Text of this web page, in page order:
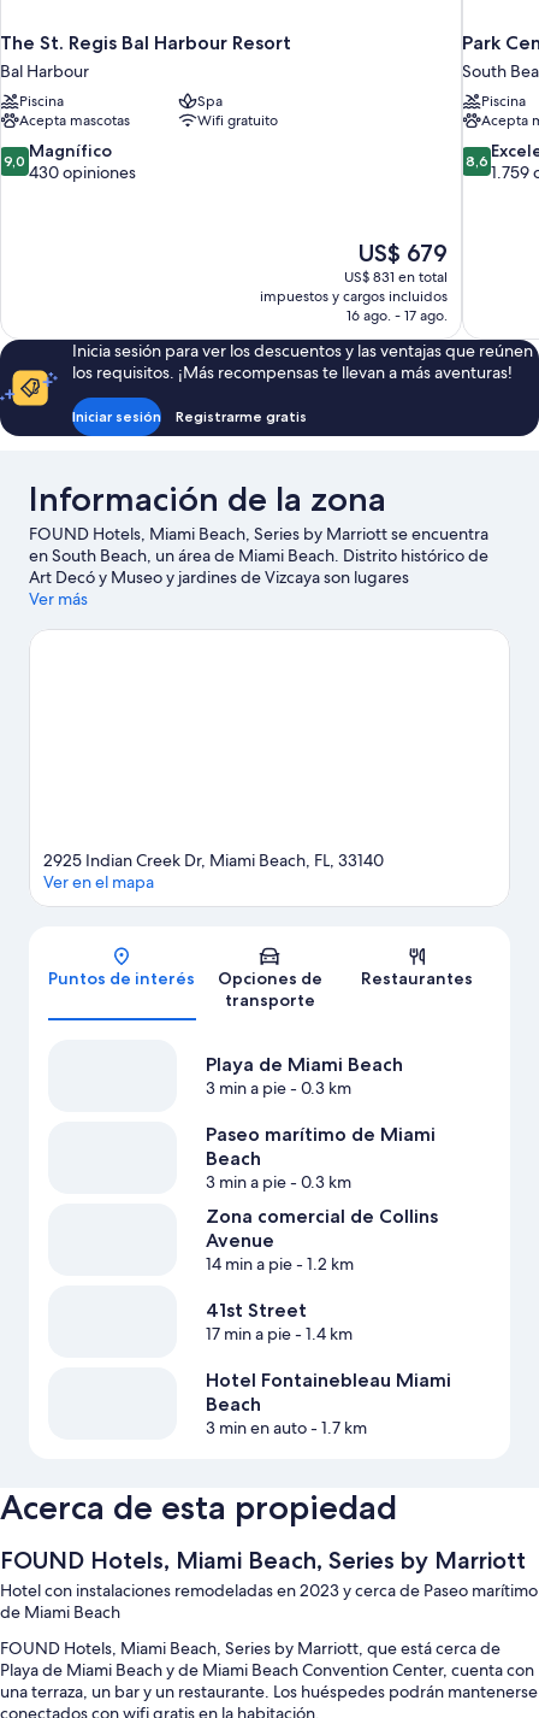
The St. Regis Bal Harbour Resort
Bal Harbour
Piscina
Spa
Acepta mascotas
Wifi gratuito
9.0
de
9,0 Magnífico
430 opiniones
El
precio
actual
es
de
US$ 679
US$ 679
US$ 831 en total
impuestos y cargos incluidos
16 ago. - 17 ago.
Park
South
Piscina
Acepta
8.6
de
8,6
1.759
Inicia sesión para ver los descuentos y las ventajas que reúnen
los requisitos. ¡Más recompensas te llevan a más aventuras!
Iniciar sesión Registrarme gratis
Información de la zona
FOUND Hotels, Miami Beach, Series by Marriott se encuentra
en South Beach, un área de Miami Beach. Distrito histórico de
Art Decó y Museo y jardines de Vizcaya son lugares
emblemáticos, y la belleza natural del área puede apreciarse en
asistir a un evento o partido? Échale un vistazo a lo que sucede
Ver más
Mapa
2925 Indian Creek Dr, Miami Beach, FL, 33140
Ver en el mapa
Puntos de interés
Opciones de
transporte
Restaurantes
Playa de Miami Beach
3 min a pie- 0.3 km
Paseo marítimo de Miami
Beach
3 min a pie- 0.3 km
Zona comercial de Collins
Avenue
14 min a pie- 1.2 km
41st Street
17 min a pie- 1.4 km
Hotel Fontainebleau Miami
Beach
3 min en auto- 1.7 km
Acerca de esta propiedad
FOUND Hotels, Miami Beach, Series by Marriott
Hotel con instalaciones remodeladas en 2023 y cerca de Paseo marítimo
de Miami Beach
FOUND Hotels, Miami Beach, Series by Marriott, que está cerca de
Playa de Miami Beach y de Miami Beach Convention Center, cuenta con
una terraza, un bar y un restaurante. Los huéspedes podrán mantenerse
conectados con wifi gratis en la habitación.